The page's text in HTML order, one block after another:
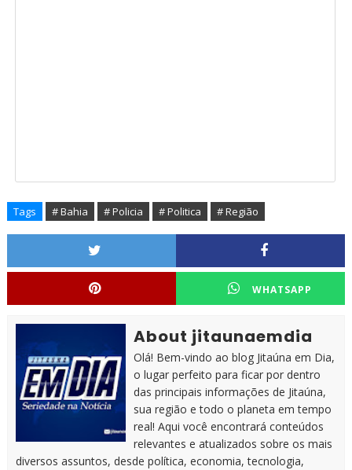
Tags # Bahia # Policia # Politica # Região
WHATSAPP
About jitaunaemdia
Olá! Bem-vindo ao blog Jitaúna em Dia,
o lugar perfeito para ficar por dentro
das principais informações de Jitaúna,
sua região e todo o planeta em tempo
real! Aqui você encontrará conteúdos
relevantes e atualizados sobre os mais
diversos assuntos, desde política, economia, tecnologia,